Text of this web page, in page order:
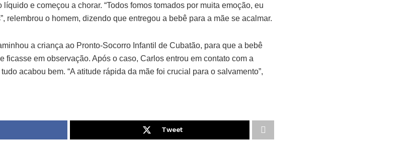
e começou a chorar. “Todos fomos tomados por muita emoção, eu
relembrou o homem, dizendo que entregou a bebê para a mãe se acalmar.
a criança ao Pronto-Socorro Infantil de Cubatão, para que a bebê
ficasse em observação. Após o caso, Carlos entrou em contato com a
acabou bem. “A atitude rápida da mãe foi crucial para o salvamento”,
Tweet